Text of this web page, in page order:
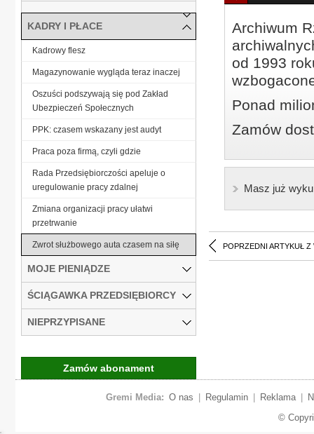
Archiwum
od 1993
Ponad
Zamów
Masz już
POPRZEDNI ARTYKUŁ Z
KADRY I PŁACE
Kadrowy flesz
Magazynowanie wygląda teraz inaczej
Oszuści podszywają się pod Zakład
Ubezpieczeń Społecznych
PPK: czasem wskazany jest audyt
Praca poza firmą, czyli gdzie
Rada Przedsiębiorczości apeluje o
uregulowanie pracy zdalnej
Zmiana organizacji pracy ułatwi
przetrwanie
Zwrot służbowego auta czasem na siłę
MOJE PIENIĄDZE
ŚCIĄGAWKA PRZEDSIĘBIORCY
NIEPRZYPISANE
Zamów abonament
Gremi Media: O nas Regulamin Reklama
©